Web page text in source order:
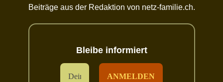
Beiträge aus der Redaktion von netz-familie.ch.
Bleibe informiert